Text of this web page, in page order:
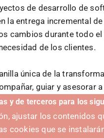
de desarrollo de
la entrega incremental
cambios durante todo
de los clientes.
única de la
guiar y asesorar
proyectos de innovación
los servicios es
Polo.
y de terceros para los
ajustar los contenidos
cookies que se